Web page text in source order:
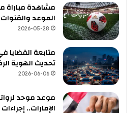
مشاهدة مباراة
الموعد والقنوات
2026-05-28
متابعة القضايا
تحديث الهوية
2026-06-06
موعد موحد
الإمارات..